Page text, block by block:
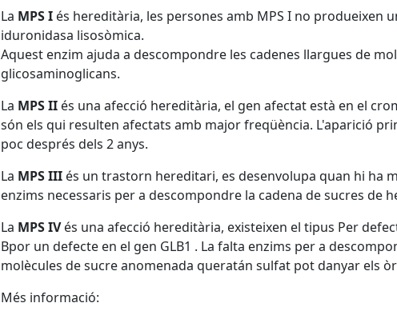
La MPS I és hereditària, les persones amb MPS I no produeixen
iduronidasa lisosòmica.
Aquest enzim ajuda a descompondre les cadenes llargues de
glicosaminoglicans.
La MPS II és una afecció hereditària, el gen afectat està en el
són els qui resulten afectats amb major freqüència. L'aparició
poc després dels 2 anys.
La MPS III és un trastorn hereditari, es desenvolupa quan hi ha
enzims necessaris per a descompondre la cadena de sucres de
La MPS IVés una afecció hereditària, existeixen el tipus Per
Bpor un defecte en el gen GLB1 . La falta enzims per a
molècules de sucre anomenada queratán sulfat pot danyar els
Més informació: